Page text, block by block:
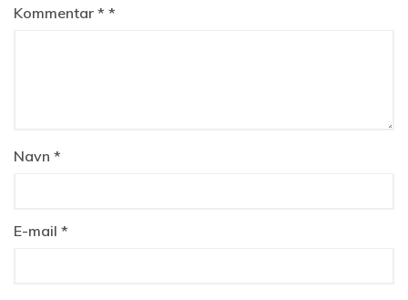
Kommentar *
Navn *
E-mail *